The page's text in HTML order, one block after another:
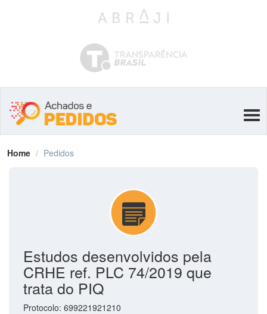
Home Pedidos
Estudos desenvolvidos pela
CRHE ref. PLC 74/2019 que
trata do PIQ
Protocolo: 699221921210